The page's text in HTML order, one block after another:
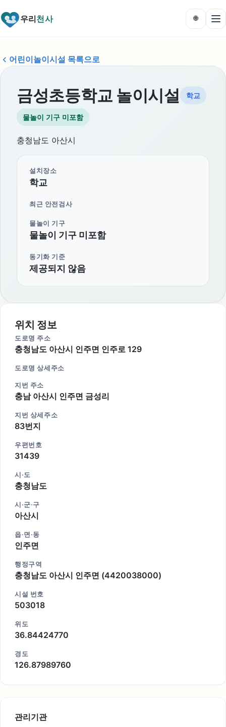
우리천사 🌐
어린이놀이시설 목록으로
금성초등학교 놀이시설 학교
물놀이 기구 미포함
충청남도 아산시
설치장소
학교
최근 안전검사
물놀이 기구
물놀이 기구 미포함
동기화 기준
제공되지 않음
위치 정보
도로명 주소
충청남도 아산시 인주면 인주로 129
도로명 상세주소
지번 주소
충남 아산시 인주면 금성리
지번 상세주소
83번지
우편번호
31439
시·도
충청남도
시·군·구
아산시
읍·면·동
인주면
행정구역
충청남도 아산시 인주면 (4420038000)
시설 번호
503018
위도
36.84424770
경도
126.87989760
관리기관